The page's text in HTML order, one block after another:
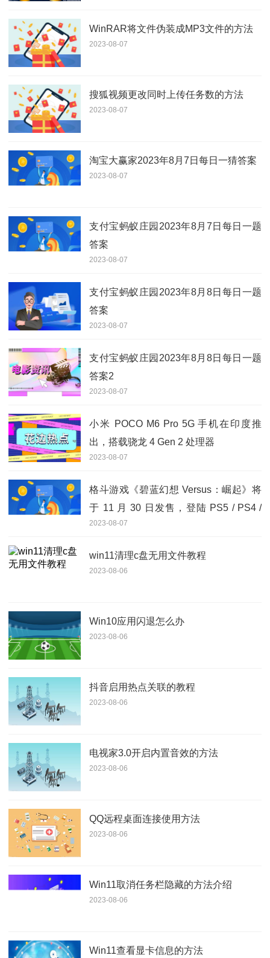
WinRAR将文件伪装成MP3文件的方法
2023-08-07
搜狐视频更改同时上传任务数的方法
2023-08-07
淘宝大赢家2023年8月7日每日一猜答案
2023-08-07
支付宝蚂蚁庄园2023年8月7日每日一题
答案
2023-08-07
支付宝蚂蚁庄园2023年8月8日每日一题
答案
2023-08-07
支付宝蚂蚁庄园2023年8月8日每日一题
答案2
2023-08-07
小米 POCO M6 Pro 5G 手机在印度推
出，搭载骁龙 4 Gen 2 处理器
2023-08-07
格斗游戏《碧蓝幻想 Versus：崛起》将
于 11 月 30 日发售，登陆 PS5 / PS4 /
Steam 平台
2023-08-07
win11清理c盘无用文件教程
2023-08-06
Win10应用闪退怎么办
2023-08-06
抖音启用热点关联的教程
2023-08-06
电视家3.0开启内置音效的方法
2023-08-06
QQ远程桌面连接使用方法
2023-08-06
Win11取消任务栏隐藏的方法介绍
2023-08-06
Win11查看显卡信息的方法